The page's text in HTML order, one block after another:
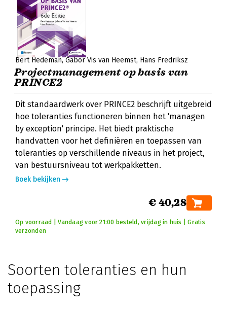
Bert Hedeman Gabor Vis van Heemst Hans Fredriksz
Projectmanagement op basis van
PRINCE2
Dit standaardwerk over PRINCE2 beschrijft uitgebreid
hoe toleranties functioneren binnen het 'managen
by exception' principe. Het biedt praktische
handvatten voor het definiëren en toepassen van
toleranties op verschillende niveaus in het project,
van bestuursniveau tot werkpakketten.
Boek bekijken
€ 40,28
Op voorraad | Vandaag voor 21:00 besteld, vrijdag in huis | Gratis
verzonden
Soorten toleranties en hun
toepassing